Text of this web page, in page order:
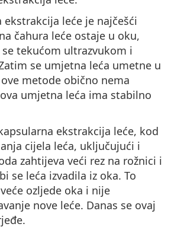
ekstrakcija leće je najčešći
čahura leće ostaje u oku,
tekućom ultrazvukom i
se umjetna leća umetne u
metode obično nema
umjetna leća ima stabilno
ekstrakcija leće, kod
cijela leća, uključujući i
zahtijeva veći rez na rožnici i
se leća izvadila iz oka. To
ozljede oka i nije
nove leće. Danas se ovaj